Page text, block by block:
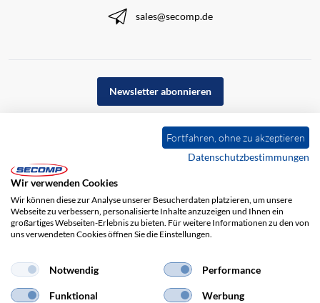
sales@secomp.de
Newsletter abonnieren
Impressum Haftungsausschluss
Fortfahren, ohne zu akzeptieren
Datenschutzbestimmungen
Wir verwenden Cookies
Wir können diese zur Analyse unserer Besucherdaten platzieren, um unsere
Webseite zu verbessern, personalisierte Inhalte anzuzeigen und Ihnen ein
großartiges Webseiten-Erlebnis zu bieten. Für weitere Informationen zu den von
uns verwendeten Cookies öffnen Sie die Einstellungen.
Notwendig Performance
Funktional Werbung